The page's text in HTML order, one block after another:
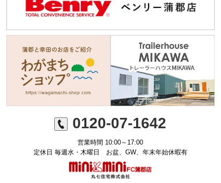
0120-07-1642
営業時間 10:00～17:00
定休日 毎週水・木曜日 お盆、GW、年末年始休暇有